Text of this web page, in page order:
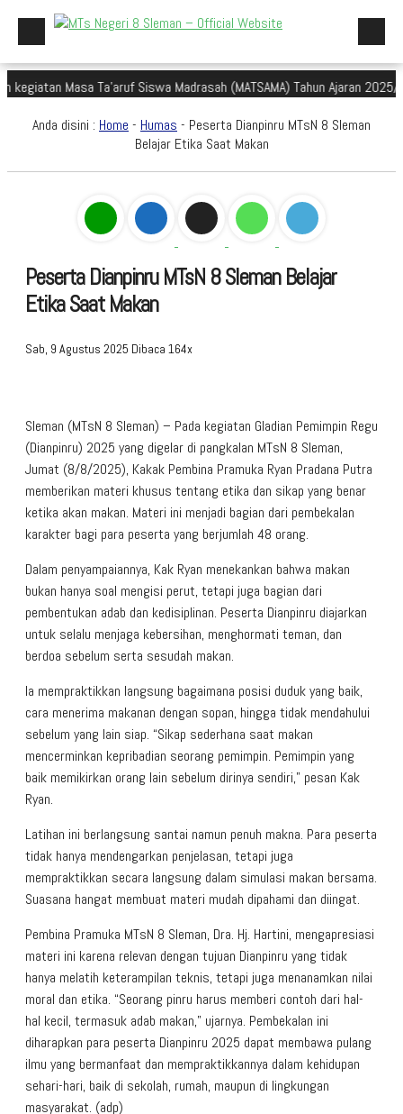
Beranda
Profil Madrasah
Akademik
Aplikasi Madrasah
PMBM
Perpustakaan Madyadesta
Zona Integritas
Masa Ta'aruf Siswa Madrasah (MATSAMA) Tahun Ajaran 2025/2026
Anda disini : Home - Humas - Peserta Dianpinru MTsN 8 Sleman
Belajar Etika Saat Makan
Peserta Dianpinru MTsN 8 Sleman Belajar
Etika Saat Makan
Sab, 9 Agustus 2025 Dibaca 164x
Sleman (MTsN 8 Sleman) – Pada kegiatan Gladian Pemimpin Regu
(Dianpinru) 2025 yang digelar di pangkalan MTsN 8 Sleman,
Jumat (8/8/2025), Kakak Pembina Pramuka Ryan Pradana Putra
memberikan materi khusus tentang etika dan sikap yang benar
ketika akan makan. Materi ini menjadi bagian dari pembekalan
karakter bagi para peserta yang berjumlah 48 orang.
Dalam penyampaiannya, Kak Ryan menekankan bahwa makan
bukan hanya soal mengisi perut, tetapi juga bagian dari
pembentukan adab dan kedisiplinan. Peserta Dianpinru diajarkan
untuk selalu menjaga kebersihan, menghormati teman, dan
berdoa sebelum serta sesudah makan.
Ia mempraktikkan langsung bagaimana posisi duduk yang baik,
cara menerima makanan dengan sopan, hingga tidak mendahului
sebelum yang lain siap. “Sikap sederhana saat makan
mencerminkan kepribadian seorang pemimpin. Pemimpin yang
baik memikirkan orang lain sebelum dirinya sendiri,” pesan Kak
Ryan.
Latihan ini berlangsung santai namun penuh makna. Para peserta
tidak hanya mendengarkan penjelasan, tetapi juga
mempraktikkan secara langsung dalam simulasi makan bersama.
Suasana hangat membuat materi mudah dipahami dan diingat.
Pembina Pramuka MTsN 8 Sleman, Dra. Hj. Hartini, mengapresiasi
materi ini karena relevan dengan tujuan Dianpinru yang tidak
hanya melatih keterampilan teknis, tetapi juga menanamkan nilai
moral dan etika. “Seorang pinru harus memberi contoh dari hal-
hal kecil, termasuk adab makan,” ujarnya. Pembekalan ini
diharapkan para peserta Dianpinru 2025 dapat membawa pulang
ilmu yang bermanfaat dan mempraktikkannya dalam kehidupan
sehari-hari, baik di sekolah, rumah, maupun di lingkungan
masyarakat. (adp)